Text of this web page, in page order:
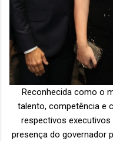
Reconhecida como o
talento, competência e
respectivos
presença do governador